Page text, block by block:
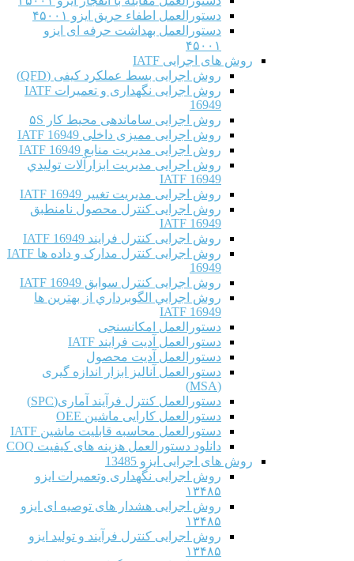
دستورالعمل اطفاء حریق ایزو ۴۵۰۰۱
دستورالعمل بهداشت حرفه ای ایزو
۴۵۰۰۱
روش های اجرایی IATF
روش اجرایی بسط عملکرد کیفی (QFD)
روش اجرایی نگهداری و تعمیرات IATF
16949
روش اجرایی ساماندهی محیط کار ۵S
روش اجرایی ممیزی داخلی IATF 16949
روش اجرایی مدیریت منابع IATF 16949
روش اجرایی مديريت ابزارآلات توليدي
IATF 16949
روش اجرایی مدیریت تغییر IATF 16949
روش اجرایی کنترل محصول نامنطبق
IATF 16949
روش اجرایی کنترل فرایند IATF 16949
روش اجرایی کنترل مدارک و داده ها IATF
16949
روش اجرایی کنترل سوابق IATF 16949
روش اجرايي الگوبرداري از بهترين ها
IATF 16949
دستورالعمل امکانسنجی
دستورالعمل آدیت فرایند IATF
دستورالعمل آدیت محصول
دستورالعمل آنالیز ابزار اندازه گیری
(MSA)
دستورالعمل کنترل فرآیند آماری(SPC)
دستورالعمل کارایی ماشین OEE
دستورالعمل محاسبه قابلیت ماشین IATF
دانلود دستورالعمل هزینه های کیفیت COQ
روش های اجرایی ایزو 13485
روش اجرایی نگهداری وتعمیرات ایزو
۱۳۴۸۵
روش اجرایی هشدار های توصیه ای ایزو
۱۳۴۸۵
روش اجرایی کنترل فرآیند و تولید ایزو
۱۳۴۸۵